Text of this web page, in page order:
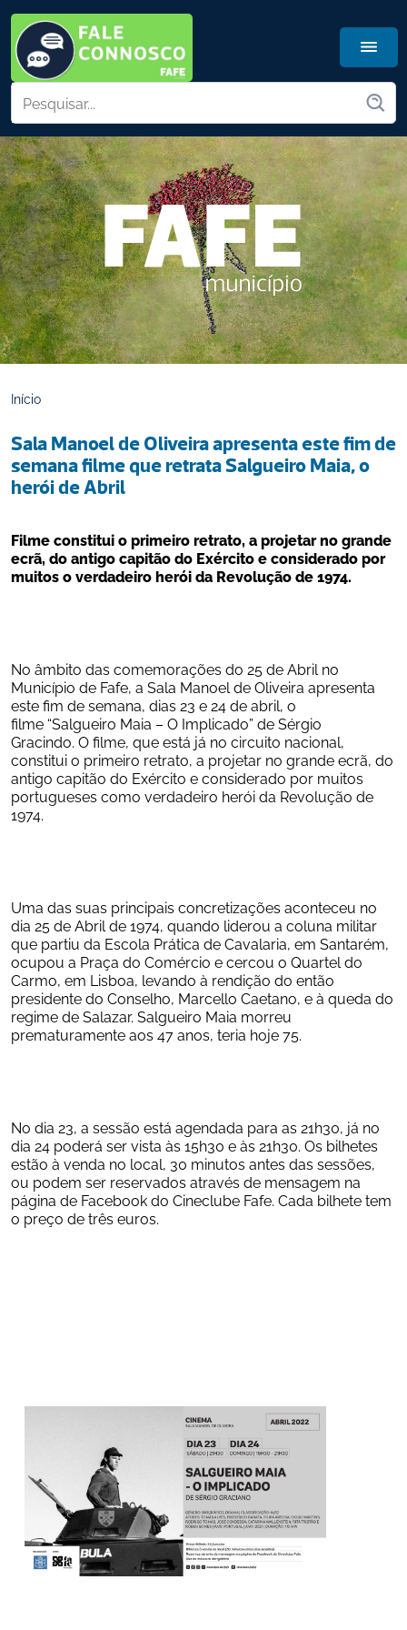
Início
Sala Manoel de Oliveira apresenta este fim de
semana filme que retrata Salgueiro Maia, o
herói de Abril
Filme constitui o primeiro retrato, a projetar no grande
ecrã, do antigo capitão do Exército e considerado por
muitos o verdadeiro herói da Revolução de 1974.
No âmbito das comemorações do 25 de Abril no
Município de Fafe, a Sala Manoel de Oliveira apresenta
este fim de semana, dias 23 e 24 de abril, o
filme “Salgueiro Maia – O Implicado” de Sérgio
Gracindo. O filme, que está já no circuito nacional,
constitui o primeiro retrato, a projetar no grande ecrã, do
antigo capitão do Exército e considerado por muitos
portugueses como verdadeiro herói da Revolução de
1974.
Uma das suas principais concretizações aconteceu no
dia 25 de Abril de 1974, quando liderou a coluna militar
que partiu da Escola Prática de Cavalaria, em Santarém,
ocupou a Praça do Comércio e cercou o Quartel do
Carmo, em Lisboa, levando à rendição do então
presidente do Conselho, Marcello Caetano, e à queda do
regime de Salazar. Salgueiro Maia morreu
prematuramente aos 47 anos, teria hoje 75.
No dia 23, a sessão está agendada para as 21h30, já no
dia 24 poderá ser vista às 15h30 e às 21h30. Os bilhetes
estão à venda no local, 30 minutos antes das sessões,
ou podem ser reservados através de mensagem na
página de Facebook do Cineclube Fafe. Cada bilhete tem
o preço de três euros.